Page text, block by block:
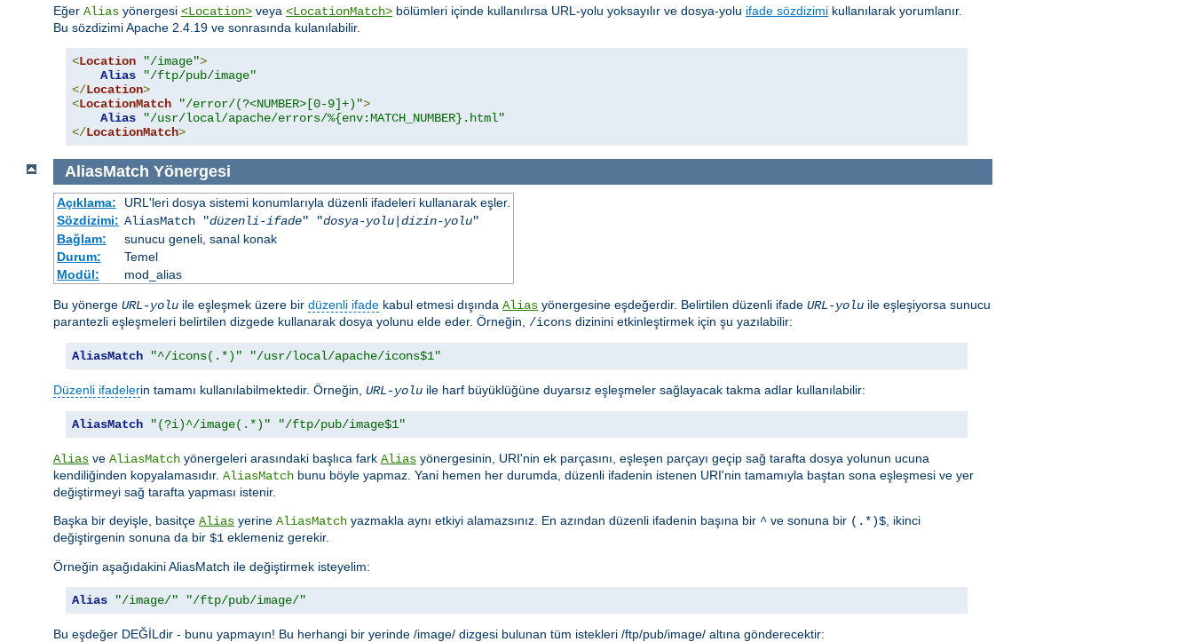
Eğer Alias yönergesi <Location> veya <LocationMatch> bölümleri içinde kullanılırsa URL-yolu yoksayılır ve dosya-yolu ifade sözdizimi kullanılarak yorumlanır.
Bu sözdizimi Apache 2.4.19 ve sonrasında kulanılabilir.
<Location "/image">
Alias
"/ftp/pub/image"
</Location>
<LocationMatch "/error/(?<NUMBER>[0-9]+)">
Alias
"/usr/local/apache/errors/%{env:MATCH_NUMBER}.html"
</LocationMatch>
AliasMatch Yönergesi
Açıklama:
URL'leri dosya sistemi konumlarıyla düzenli ifadeleri kullanarak eşler.
Sözdizimi: AliasMatch "düzenli-ifade" "dosya-yolu| dizin-yolu"
Bağlam:
sunucu geneli, sanal konak
Durum:
Temel
Modül:
mod_alias
Bu yönerge URL-yolu ile eşleşmek üzere bir düzenli ifade kabul etmesi dışında Alias yönergesine eşdeğerdir. Belirtilen düzenli ifade URL-yolu ile eşleşiyorsa sunucu
parantezli eşleşmeleri belirtilen dizgede kullanarak dosya yolunu elde eder. Örneğin, /icons dizinini etkinleştirmek için şu yazılabilir:
AliasMatch "^/icons(.*)" "/usr/local/apache/icons$1"
Düzenli ifadelerin tamamı kullanılabilmektedir. Örneğin, URL-yolu ile harf büyüklüğüne duyarsız eşleşmeler sağlayacak takma adlar kullanılabilir:
AliasMatch "(?i)^/image(.*)" "/ftp/pub/image$1"
Alias ve AliasMatch yönergeleri arasındaki başlıca fark Alias yönergesinin, URI'nin ek parçasını, eşleşen parçayı geçip sağ tarafta dosya yolunun ucuna
kendiliğinden kopyalamasıdır. AliasMatch bunu böyle yapmaz. Yani hemen her durumda, düzenli ifadenin istenen URI'nin tamamıyla baştan sona eşleşmesi ve yer
değiştirmeyi sağ tarafta yapması istenir.
Başka bir deyişle, basitçe Alias yerine AliasMatch yazmakla aynı etkiyi alamazsınız. En azından düzenli ifadenin başına bir ^ ve sonuna bir (.*)$ , ikinci
değiştirgenin sonuna da bir $1 eklemeniz gerekir.
Örneğin aşağıdakini AliasMatch ile değiştirmek isteyelim:
Alias "/image/" "/ftp/pub/image/"
Bu eşdeğer DEĞİLdir - bunu yapmayın! Bu herhangi bir yerinde /image/ dizgesi bulunan tüm istekleri /ftp/pub/image/ altına gönderecektir: